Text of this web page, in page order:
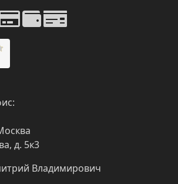
д. 5к3
Владимирович